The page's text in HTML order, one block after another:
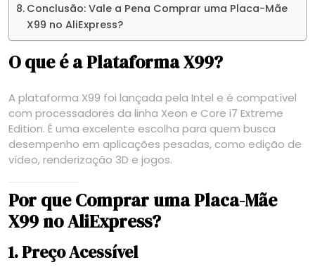
Conclusão: Vale a Pena Comprar uma Placa-Mãe
X99 no AliExpress?
O que é a Plataforma X99?
A plataforma X99 foi lançada pela Intel e é compatível
com processadores da linha Xeon e Core i7 Extreme
Edition. É uma excelente escolha para quem busca
desempenho em aplicações pesadas, como edição de
vídeo, renderização 3D e jogos.
Por que Comprar uma Placa-Mãe
X99 no AliExpress?
1. Preço Acessível